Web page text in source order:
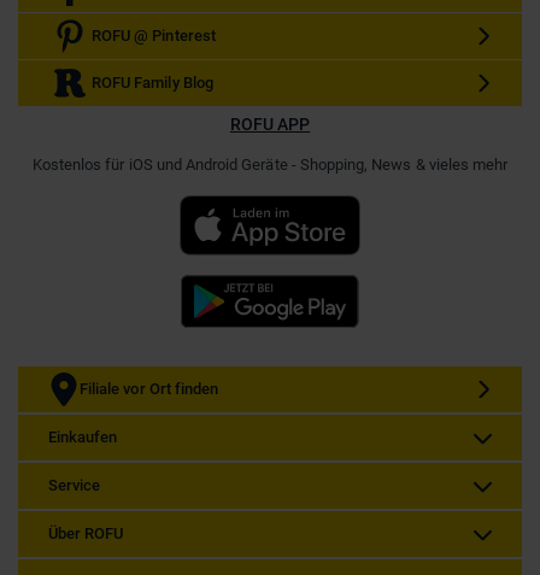
ROFU @ Pinterest
ROFU Family Blog
ROFU APP
Kostenlos für iOS und Android Geräte - Shopping, News & vieles mehr
Filiale vor Ort finden
Einkaufen
Service
Über ROFU